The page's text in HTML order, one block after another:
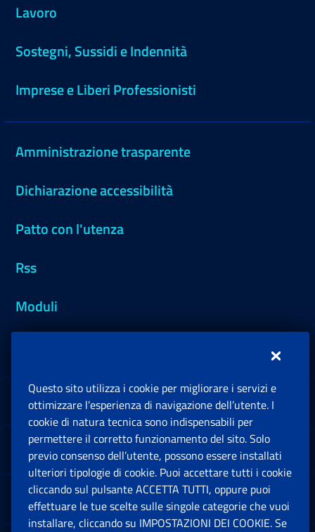
Lavoro
Sostegni, Sussidi e Indennità
Imprese e Liberi Professionisti
Amministrazione trasparente
Dichiarazione accessibilità
Patto con l'utenza
Rss
Moduli
Sedi e Contatti
Software
Note Legali
Questo sito utilizza i cookie per migliorare i servizi e
ottimizzare l’esperienza di navigazione dell’utente. I
cookie di natura tecnica sono indispensabili per
permettere il corretto funzionamento del sito. Solo
previo consenso dell’utente, possono essere installati
ulteriori tipologie di cookie. Puoi accettare tutti i cookie
cliccando sul pulsante ACCETTA TUTTI, oppure puoi
effettuare le tue scelte sulle singole categorie che vuoi
installare, cliccando su IMPOSTAZIONI DEI COOKIE. Se